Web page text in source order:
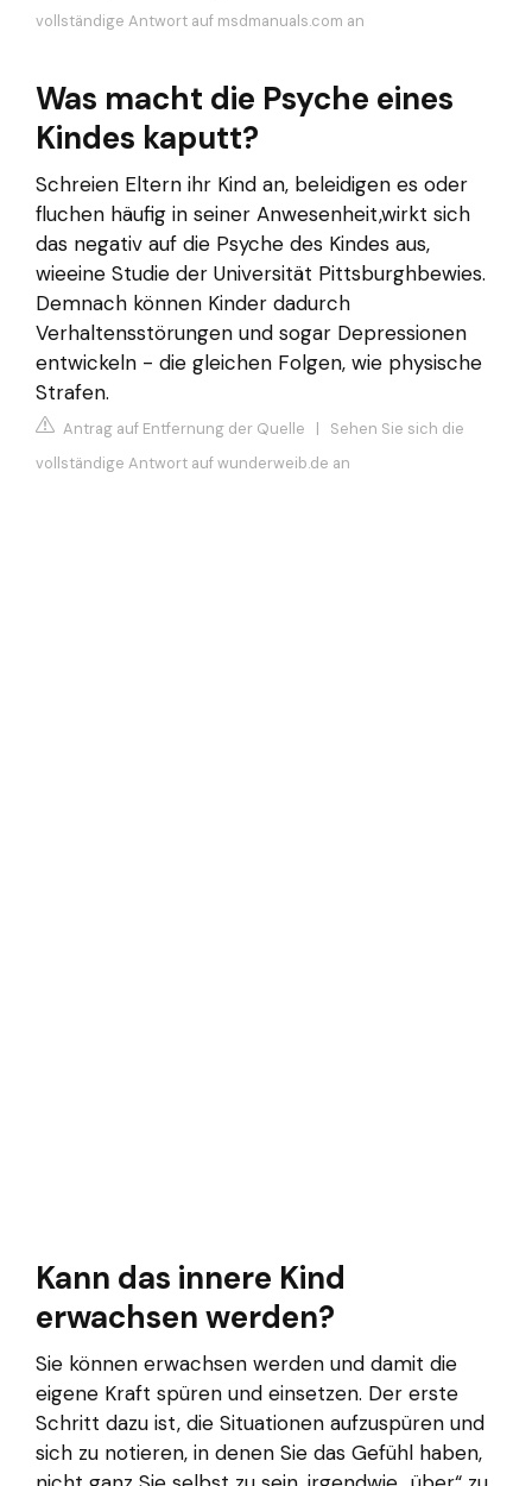
vollständige Antwort auf msdmanuals.com an
Was macht die Psyche eines
Kindes kaputt?
Schreien Eltern ihr Kind an, beleidigen es oder
fluchen häufig in seiner Anwesenheit,wirkt sich
das negativ auf die Psyche des Kindes aus,
wieeine Studie der Universität Pittsburghbewies.
Demnach können Kinder dadurch
Verhaltensstörungen und sogar Depressionen
entwickeln - die gleichen Folgen, wie physische
Strafen.
Antrag auf Entfernung der Quelle | Sehen Sie sich die
vollständige Antwort auf wunderweib.de an
Kann das innere Kind
erwachsen werden?
Sie können erwachsen werden und damit die
eigene Kraft spüren und einsetzen. Der erste
Schritt dazu ist, die Situationen aufzuspüren und
sich zu notieren, in denen Sie das Gefühl haben,